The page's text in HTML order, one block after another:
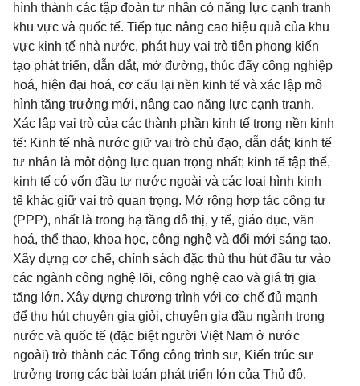
hình thành các tập đoàn tư nhân có năng lực cạnh tranh
khu vực và quốc tế. Tiếp tục nâng cao hiệu quả của khu
vực kinh tế nhà nước, phát huy vai trò tiên phong kiến
tạo phát triển, dẫn dắt, mở đường, thúc đẩy công nghiệp
hoá, hiện đại hoá, cơ cấu lại nền kinh tế và xác lập mô
hình tăng trưởng mới, nâng cao năng lực cạnh tranh.
Xác lập vai trò của các thành phần kinh tế trong nền kinh
tế: Kinh tế nhà nước giữ vai trò chủ đạo, dẫn dắt; kinh tế
tư nhân là một động lực quan trọng nhất; kinh tế tập thể,
kinh tế có vốn đầu tư nước ngoài và các loại hình kinh
tế khác giữ vai trò quan trọng. Mở rộng hợp tác công tư
(PPP), nhất là trong hạ tầng đô thị, y tế, giáo dục, văn
hoá, thể thao, khoa học, công nghệ và đổi mới sáng tạo.
Xây dựng cơ chế, chính sách đặc thù thu hút đầu tư vào
các ngành công nghệ lõi, công nghệ cao và giá trị gia
tăng lớn. Xây dựng chương trình với cơ chế đủ mạnh
để thu hút chuyên gia giỏi, chuyên gia đầu ngành trong
nước và quốc tế (đặc biệt người Việt Nam ở nước
ngoài) trở thành các Tổng công trình sư, Kiến trúc sư
trưởng trong các bài toán phát triển lớn của Thủ đô.